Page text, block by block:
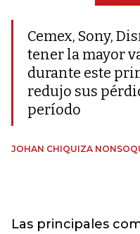
Cemex, Sony,
tener la mayor
durante este
redujo sus
período
JOHAN CHIQUIZA
Las principales